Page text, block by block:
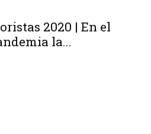
2020 | En el
la...